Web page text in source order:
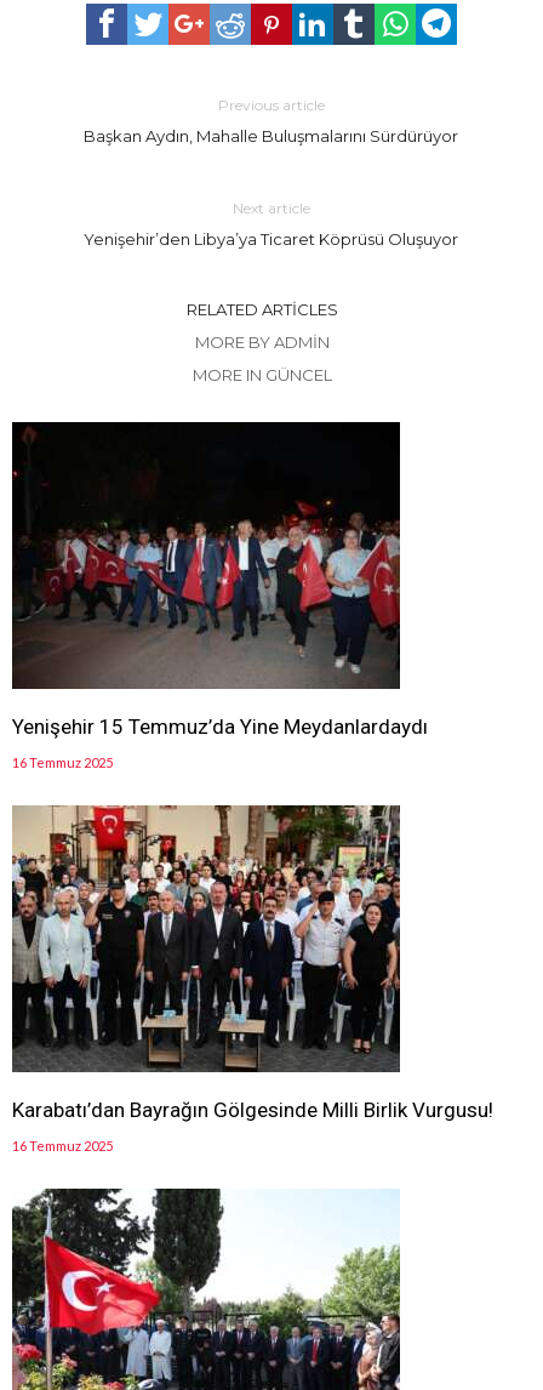
Previous article
Başkan Aydın, Mahalle Buluşmalarını Sürdürüyor
Next article
Yenişehir’den Libya’ya Ticaret Köprüsü Oluşuyor
RELATED ARTICLES
MORE BY ADMIN
MORE IN GÜNCEL
Yenişehir 15 Temmuz’da Yine Meydanlardaydı
16 Temmuz 2025
Karabatı’dan Bayrağın Gölgesinde Milli Birlik Vurgusu!
16 Temmuz 2025